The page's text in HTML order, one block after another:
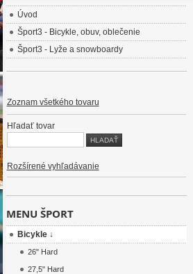
Úvod
Šport3 - Bicykle, obuv, oblečenie
Šport3 - Lyže a snowboardy
Zoznam všetkého tovaru
Hľadať tovar
Rozšírené vyhľadávanie
MENU ŠPORT
Bicykle ↓
26" Hard
27,5" Hard